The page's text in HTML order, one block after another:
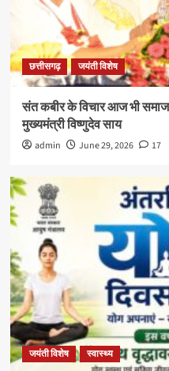
छत्तीसगढ़ जयंती विशेष
संत कबीर के विचार आज भी
मुख्यमंत्री विष्णुदेव साय
admin June 29, 2026 17
जयंती विशेष स्वास्थ्य